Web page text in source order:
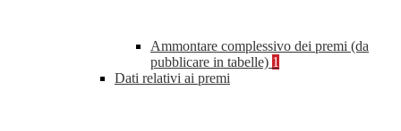
Ammontare complessivo dei premi (da
pubblicare in tabelle) 1
Dati relativi ai premi